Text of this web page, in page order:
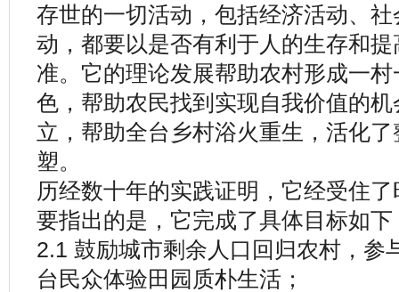
存世的一切活动，包括经济活动、
动，都要以是否有利于人的生存和
准。它的理论发展帮助农村形成一
色，帮助农民找到实现自我价值的
立，帮助全台乡村浴火重生，活化
塑。
历经数十年的实践证明，它经受住
要指出的是，它完成了具体目标如下
2.1 鼓励城市剩余人口回归农村，参
台民众体验田园质朴生活；